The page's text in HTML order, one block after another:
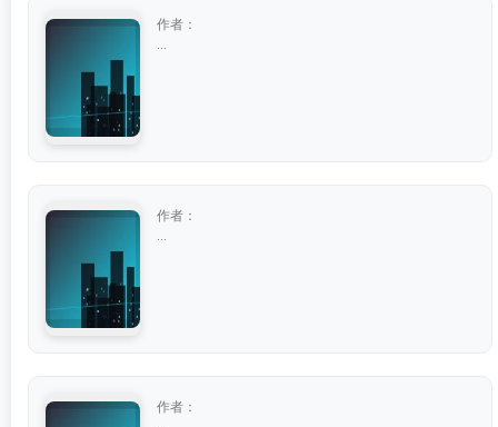
作者：
作者：
作者：